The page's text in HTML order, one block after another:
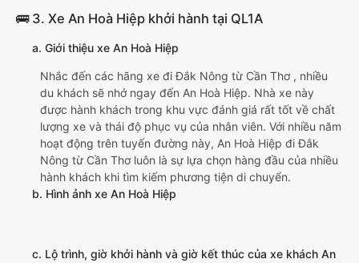
🚌 3. Xe An Hoà Hiệp khởi hành tại QL1A
a. Giới thiệu xe An Hoà Hiệp
Nhắc đến các hãng xe đi Đắk Nông từ Cần Thơ , nhiều
du khách sẽ nhớ ngay đến An Hoà Hiệp. Nhà xe này
được hành khách trong khu vực đánh giá rất tốt về chất
lượng xe và thái độ phục vụ của nhân viên. Với nhiều năm
hoạt động trên tuyến đường này, An Hoà Hiệp đi Đắk
Nông từ Cần Thơ luôn là sự lựa chọn hàng đầu của nhiều
hành khách khi tìm kiếm phương tiện di chuyển.
b. Hình ảnh xe An Hoà Hiệp
c. Lộ trình, giờ khởi hành và giờ kết thúc của xe khách An